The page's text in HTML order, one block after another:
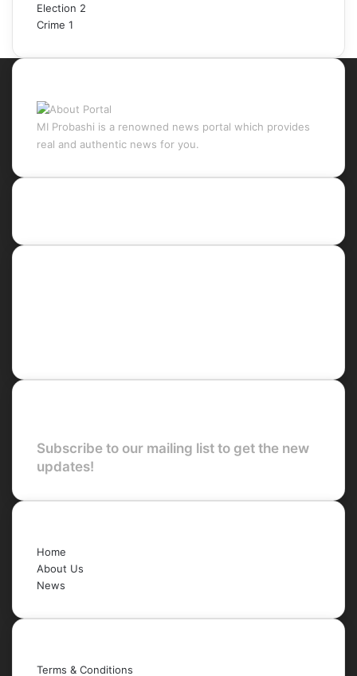
Election 2
Crime 1
MI Probashi is a renowned news portal which provides
real and authentic news for you.
Subscribe to our mailing list to get the new
updates!
Home
About Us
News
Terms & Conditions